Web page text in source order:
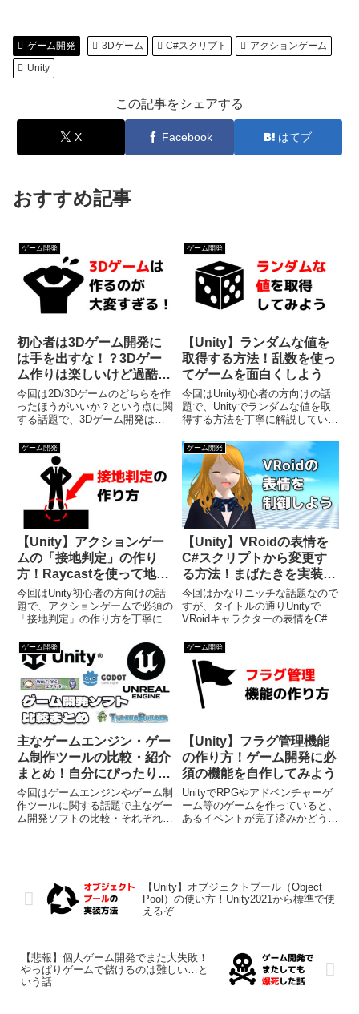
ゲーム開発 3Dゲーム C#スクリプト
アクションゲーム
Unity
この記事をシェアする
X Facebook はてブ
おすすめ記事
ゲーム開発
初心者は3Dゲーム開発に
は手を出すな！？3Dゲー
ム作りは楽しいけど過酷で
す
今回は2D/3Dゲームのどちらを作
ったほうがいいか？という点に関
する話題で、3Dゲーム開発は楽
ームを作るなら2Dのほうがいい
よというお話です。私は執筆時点
で35作品以上のゲームを開発し
てきて、そのうち3Dゲーム...
ゲーム開発
【Unity】ランダムな値を
取得する方法！乱数を使っ
てゲームを面白くしよう
今回はUnity初心者の方向けの話
題で、Unityでランダムな値を取
得する方法を丁寧に解説していく
す。ゲームを作っていると ラン
ダムな座標に敵やアイテムを配置
したい ガチャのようなランダム
抽選を行いたいという場面...
ゲーム開発
【Unity】アクションゲー
ムの「接地判定」の作り
方！Raycastを使って地面
を検出してみよう
今回はUnity初心者の方向けの話
題で、アクションゲームで必須の
「接地判定」の作り方を丁寧に解
す。アクションゲームを作ってい
ると、まず確実にジャンプなどの
アクションを実装することになる
と思うのですが、その際に「地...
ゲーム開発
【Unity】VRoidの表情を
C#スクリプトから変更す
る方法！まばたきを実装し
てみよう
今回はかなりニッチな話題なので
すが、タイトルの通りUnityで
VRoidキャラクターの表情をC#ス
介するという内容です。VRoidは
正式版になってからかなりゲーム
に使いやすくなったのですが、そ
うは言っても元々ゲ...
ゲーム開発
主なゲームエンジン・ゲー
ム制作ツールの比較・紹介
まとめ！自分にぴったりの
ゲーム開発ソフトを見つけ
よう
今回はゲームエンジンやゲーム制
作ツールに関する話題で主なゲー
ム開発ソフトの比較・それぞれの
わず様々なジャンルのゲーム...
ゲーム開発
【Unity】フラグ管理機能
の作り方！ゲーム開発に必
須の機能を自作してみよう
UnityでRPGやアドベンチャーゲ
ーム等のゲームを作っていると、
あるイベントが完了済みかどうか
ような場合は「フラグ」...
【Unity】オブジェクトプール（Object
Pool）の使い方！Unity2021から標準で使
えるぞ
【悲報】個人ゲーム開発でまた大失敗！
やっぱりゲームで儲けるのは難しい…と
いう話